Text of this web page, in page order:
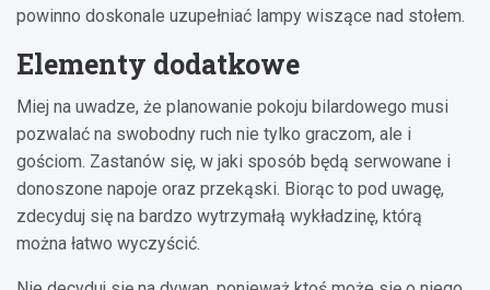
powinno doskonale uzupełniać lampy wiszące nad stołem.
Elementy dodatkowe
Miej na uwadze, że planowanie pokoju bilardowego musi
pozwalać na swobodny ruch nie tylko graczom, ale i
gościom. Zastanów się, w jaki sposób będą serwowane i
donoszone napoje oraz przekąski. Biorąc to pod uwagę,
zdecyduj się na bardzo wytrzymałą wykładzinę, którą
można łatwo wyczyścić.